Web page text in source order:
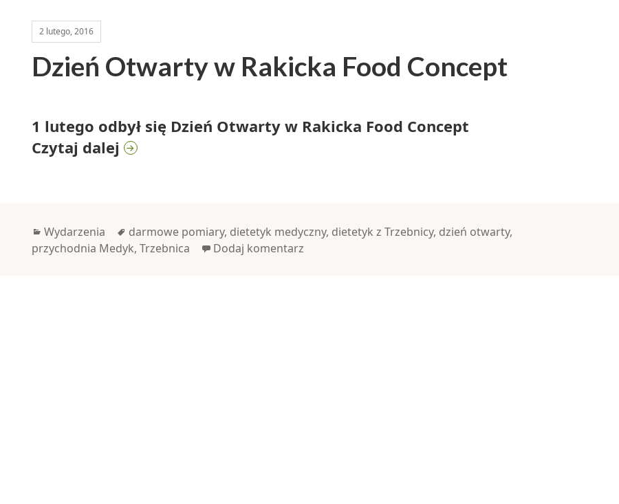
2 lutego, 2016
Dzień Otwarty w Rakicka Food Concept
1 lutego odbył się Dzień Otwarty w Rakicka Food Concept
Czytaj dalejDzień Otwarty w Rakicka Food Concept
Kategorie
Wydarzenia Tagi
darmowe pomiary, dietetyk medyczny, dietetyk z Trzebnicy, dzień otwarty,
przychodnia Medyk,Trzebnica Dodaj komentarz